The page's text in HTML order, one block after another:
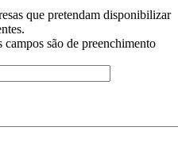
que pretendam disponibilizar
são de preenchimento